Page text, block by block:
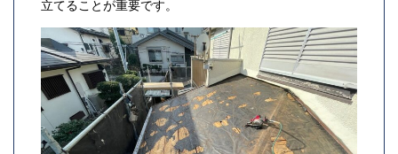
立てることが重要です。